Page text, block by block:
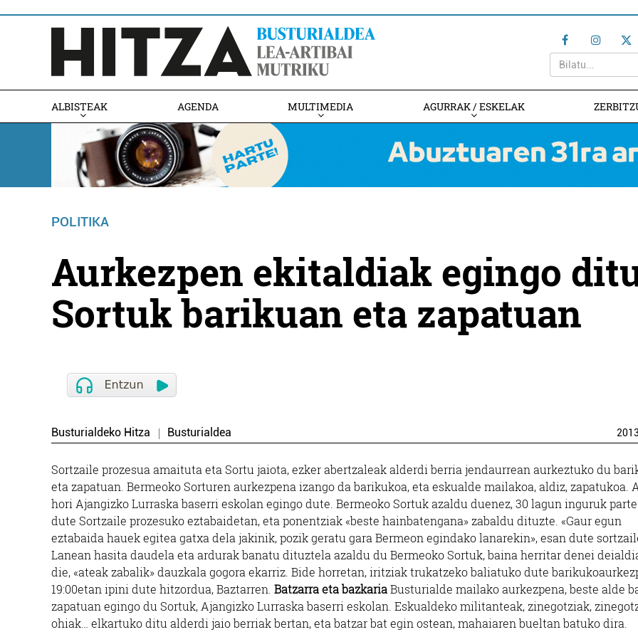
ALBISTEAK AGENDA MULTIMEDIA AGURRAK / ESKELAK
POLITIKA
Aurkezpen ekitaldiak egingo
Sortuk barikuan eta zapatuan
Busturialdeko Hitza Busturialdea 2013
Sortzaile prozesua amaituta eta Sortu jaiota, ezker abertzaleak alderdi berria jendaurrean aurkeztuko du
eta zapatuan. Bermeoko Sorturen aurkezpena izango da barikukoa, eta eskualde mailakoa, aldiz, zapatukoa.
hori Ajangizko Lurraska baserri eskolan egingo dute. Bermeoko Sortuk azaldu duenez, 30 lagun inguruk
dute Sortzaile prozesuko eztabaidetan, eta ponentziak «beste hainbatengana» zabaldu dituzte. «Gaur egun
eztabaida hauek egitea gatxa dela jakinik, pozik geratu gara Bermeon egindako lanarekin», esan dute
Lanean hasita daudela eta ardurak banatu dituztela azaldu du Bermeoko Sortuk, baina herritar denei
die, «ateak zabalik» dauzkala gogora ekarriz. Bide horretan, iritziak trukatzeko baliatuko dute
19:00etan ipini dute hitzordua, Baztarren. Batzarra eta bazkariaBusturialde mailako aurkezpena, beste alde
zapatuan egingo du Sortuk, Ajangizko Lurraska baserri eskolan. Eskualdeko militanteak, zinegotziak,
ohiak… elkartuko ditu alderdi jaio berriak bertan, eta batzar bat egin ostean, mahaiaren bueltan batuko dira.